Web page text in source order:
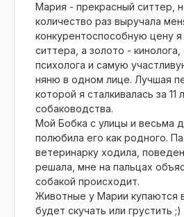
Мария - прекрасный ситтер,
количество раз выручала
конкурентоспособную цену я
ситтера, а золото - кинолога,
психолога и самую
няню в одном лице. Лучшая
которой я сталкивалась за 11
собаководства.
Мой Бобка с улицы и весьма
полюбила его как родного.
ветеринарку ходила,
решала, мне на пальцах
собакой происходит.
Животные у Марии купаются
будет скучать или грустить ;)